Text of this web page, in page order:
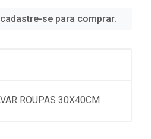
se para comprar.
ROUPAS 30X40CM